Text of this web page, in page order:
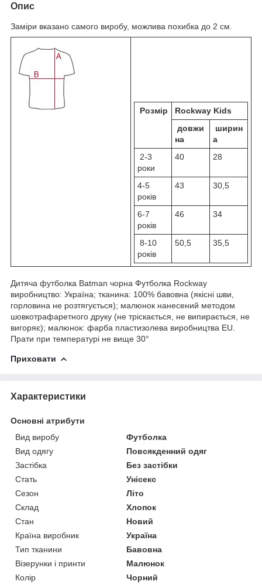
Опис
Заміри вказано самого виробу, можлива похибка до 2 см.
Розмір
Rockway Kids
довжи
на
ширин
а
2-3
роки
40 28
4-5
років
43 30,5
6-7
років
46 34
8-10
років
50,5 35,5
Дитяча футболка Batman чорна Футболка Rockway
виробництво: Україна; тканина: 100% бавовна (якісні шви,
горловина не розтягується); малюнок нанесений методом
шовкотрафаретного друку (не тріскається, не випирається, не
вигоряє); малюнок: фарба пластизолева виробництва EU.
Прати при температурі не вище 30°
Приховати
Характеристики
Основні атрибути
Вид виробу
Футболка
Вид одягу
Повсякденний одяг
Застібка
Без застібки
Стать
Унісекс
Сезон
Літо
Склад
Хлопок
Стан
Новий
Країна виробник
Україна
Тип тканини
Бавовна
Візерунки і принти
Малюнок
Колір
Чорний